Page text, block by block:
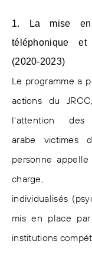
1. La mise en
téléphonique et
(2020-2023)
Le programme a
actions du
l'attention
arabe victimes
personne
charge,
individualisés
mis en place
institutions